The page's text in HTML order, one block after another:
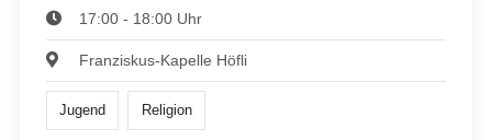
17:00 - 18:00 Uhr
Franziskus-Kapelle Höfli
Jugend Religion